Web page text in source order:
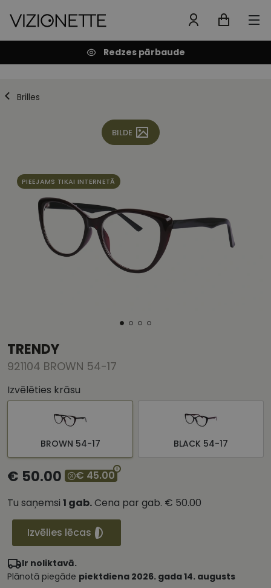
Redzes pārbaude
Brilles
BILDE
PIEEJAMS TIKAI INTERNETĀ
TRENDY
921104 BROWN 54-17
Izvēlēties krāsu
BROWN 54-17 BLACK 54-17
€ 50.00
€ 45.00
Tu saņemsi 1 gab.Cena par gab. € 50.00
Izvēlies lēcas
Ir noliktavā.
Plānotā piegāde piektdiena 2026. gada 14. augusts